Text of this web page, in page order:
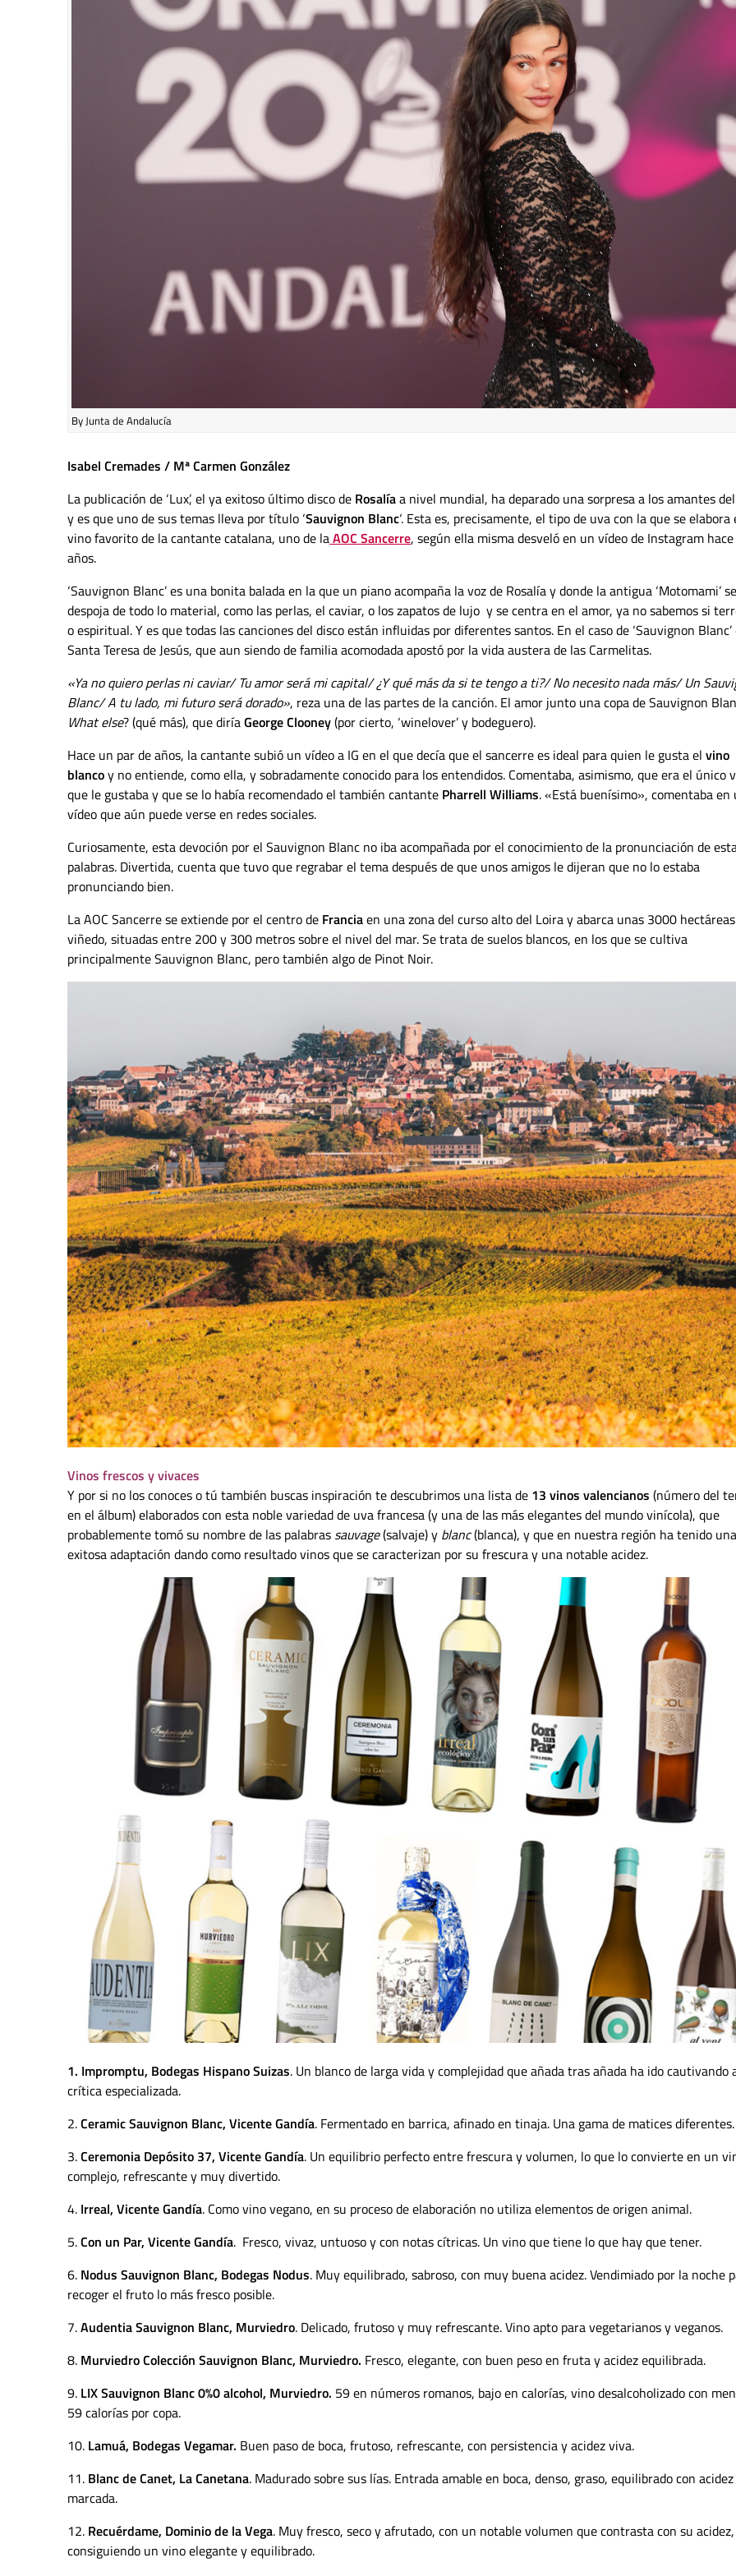
By Junta de Andalucía
Isabel Cremades / Mª Carmen González
La publicación de ‘Lux’, el ya exitoso último disco de Rosalíaa nivel mundial, ha deparado una sorpresa a los amantes
y es que uno de sus temas lleva por título ‘Sauvignon Blanc‘. Esta es, precisamente, el tipo de uva con la que se elabora
vino favorito de la cantante catalana, uno de laAOC Sancerre, según ella misma desveló en un vídeo de Instagram
años.
‘Sauvignon Blanc’ es una bonita balada en la que un piano acompaña la voz de Rosalía y donde la antigua ‘Motomami’ se
despoja de todo lo material, como las perlas, el caviar, o los zapatos de lujo y se centra en el amor, ya no sabemos si
o espiritual. Y es que todas las canciones del disco están influidas por diferentes santos. En el caso de ‘Sauvignon Blanc’
Santa Teresa de Jesús, que aun siendo de familia acomodada apostó por la vida austera de las Carmelitas.
«Ya no quiero perlas ni caviar/ Tu amor será mi capital/ ¿Y qué más da si te tengo a ti?/ No necesito nada más/ Un
Blanc/ A tu lado, mi futuro será dorado», reza una de las partes de la canción. El amor junto una copa de Sauvignon
What else? (qué más), que diríaGeorge Clooney(por cierto, ‘winelover’ y bodeguero).
Hace un par de años, la cantante subió un vídeo a IG en el que decía que el sancerre es ideal para quien le gusta el vino
blancoy no entiende, como ella, y sobradamente conocido para los entendidos. Comentaba, asimismo, que era el único
que le gustaba y que se lo había recomendado el también cantante Pharrell Williams. «Está buenísimo», comentaba en
vídeo que aún puede verse en redes sociales.
Curiosamente, esta devoción por el Sauvignon Blanc no iba acompañada por el conocimiento de la pronunciación de
palabras. Divertida, cuenta que tuvo que regrabar el tema después de que unos amigos le dijeran que no lo estaba
pronunciando bien.
La AOC Sancerre se extiende por el centro de Franciaen una zona del curso alto del Loira y abarca unas 3000
viñedo, situadas entre 200 y 300 metros sobre el nivel del mar. Se trata de suelos blancos, en los que se cultiva
principalmente Sauvignon Blanc, pero también algo de Pinot Noir.
Vinos frescos y vivaces
Y por si no los conoces o tú también buscas inspiración te descubrimos una lista de 13 vinos valencianos (número del
en el álbum) elaborados con esta noble variedad de uva francesa (y una de las más elegantes del mundo vinícola), que
probablemente tomó su nombre de las palabras sauvage(salvaje) y blanc(blanca), y que en nuestra región ha tenido una
exitosa adaptación dando como resultado vinos que se caracterizan por su frescura y una notable acidez.
1. Impromptu, Bodegas Hispano Suizas. Un blanco de larga vida y complejidad que añada tras añada ha ido cautivando
crítica especializada.
2.Ceramic Sauvignon Blanc, Vicente Gandía. Fermentado en barrica, afinado en tinaja. Una gama de matices diferentes.
3.Ceremonia Depósito 37, Vicente Gandía. Un equilibrio perfecto entre frescura y volumen, lo que lo convierte en un
complejo, refrescante y muy divertido.
4. Irreal, Vicente Gandía. Como vino vegano, en su proceso de elaboración no utiliza elementos de origen animal.
5.Con un Par, Vicente Gandía. Fresco, vivaz, untuoso y con notas cítricas. Un vino que tiene lo que hay que tener.
6. Nodus Sauvignon Blanc, Bodegas Nodus. Muy equilibrado, sabroso, con muy buena acidez. Vendimiado por la noche
recoger el fruto lo más fresco posible.
7.Audentia Sauvignon Blanc, Murviedro. Delicado, frutoso y muy refrescante. Vino apto para vegetarianos y veganos.
8. Murviedro Colección Sauvignon Blanc, Murviedro. Fresco, elegante, con buen peso en fruta y acidez equilibrada.
9. LIX Sauvignon Blanc 0%0 alcohol, Murviedro. 59 en números romanos, bajo en calorías, vino desalcoholizado con
59 calorías por copa.
10. Lamuá, Bodegas Vegamar. Buen paso de boca, frutoso, refrescante, con persistencia y acidez viva.
11. Blanc de Canet, La Canetana. Madurado sobre sus lías. Entrada amable en boca, denso, graso, equilibrado con acidez
marcada.
12. Recuérdame, Dominio de la Vega. Muy fresco, seco y afrutado, con un notable volumen que contrasta con su acidez,
consiguiendo un vino elegante y equilibrado.